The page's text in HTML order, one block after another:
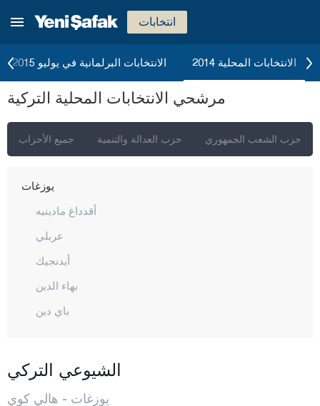
انتخابات
الانتخابات البرلمانية في يوليو 2015 الانتخابات المحلية 2014
مرشحي الانتخابات المحلية التركية
جميع الأحزاب حزب العدالة والتنمية حزب الشعب الجمهوري
توكات
طرابزون
طونجالي
أوشاك
يالوفا
يوزغات
أقدداغ مادينيه
عربلي
أيدنجيك
بهاء الدين
باي دين
بوغاز أليان
الشيوعي التركي
يوزغات - هالي كوي